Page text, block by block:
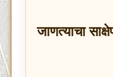
जाणत्याचा